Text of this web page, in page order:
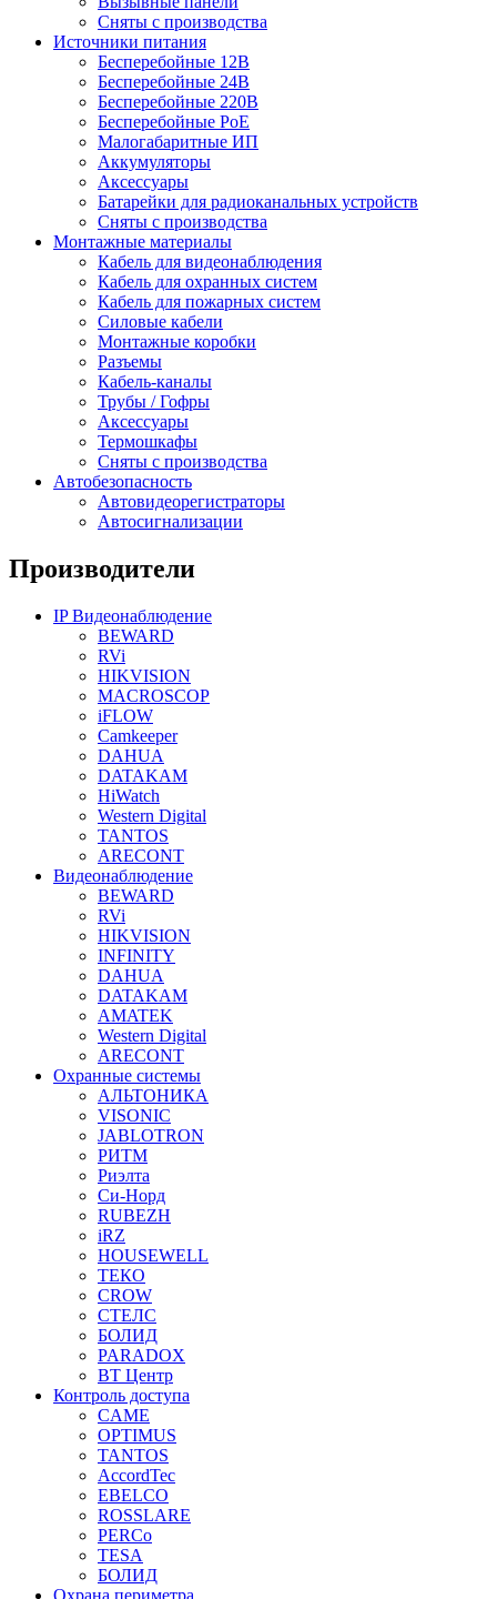
Сняты с производства
Источники питания
Бесперебойные 12В
Бесперебойные 24В
Бесперебойные 220В
Бесперебойные PoE
Малогабаритные ИП
Аккумуляторы
Аксессуары
Батарейки для радиоканальных устройств
Сняты с производства
Монтажные материалы
Кабель для видеонаблюдения
Кабель для охранных систем
Кабель для пожарных систем
Силовые кабели
Монтажные коробки
Разъемы
Кабель-каналы
Трубы / Гофры
Аксессуары
Термошкафы
Сняты с производства
Автобезопасность
Автовидеорегистраторы
Автосигнализации
Производители
IP Видеонаблюдение
BEWARD
RVi
HIKVISION
MACROSCOP
iFLOW
Camkeeper
DAHUA
DATAKAM
HiWatch
Western Digital
TANTOS
ARECONT
Видеонаблюдение
BEWARD
RVi
HIKVISION
INFINITY
DAHUA
DATAKAM
AMATEK
Western Digital
ARECONT
Охранные системы
АЛЬТОНИКА
VISONIC
JABLOTRON
РИТМ
Риэлта
Си-Норд
RUBEZH
iRZ
HOUSEWELL
ТЕКО
CROW
СТЕЛС
БОЛИД
PARADOX
ВТ Центр
Контроль доступа
CAME
OPTIMUS
TANTOS
AccordTec
EBELCO
ROSSLARE
PERCo
TESA
БОЛИД
Охрана периметра